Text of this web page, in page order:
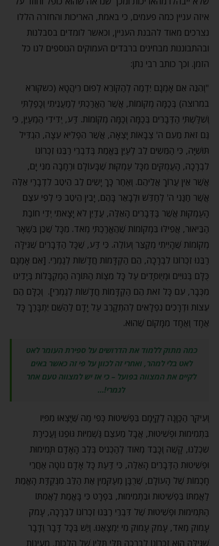
איזה עניין כמה פעמים, כי באמת, האריכות והחזרה הללו
נצרכים מאוד להבנת העניין, וכאשר לומדים בסבלנות
ובהתבוננות מבחינים ברבדים העמוקים הנוספים לנו כל
הזמן. וכך כותב רבי נתן:
"וְהִנֵּה אִם אָמְנָם יִדְמֶה לְהַקּוֹרֵא לְפוּם רִיהֲטָא (כשקורא
במרוצה) בְּכַמָּה מְקוֹמוֹת, אֲשֶׁר הֶאֱרַכְתִּי לְמַעֲנֵיתִי וְכָפַלְתִּי
וְשִׁלַּשְׁתִּי הַדְּבָרִים בְּכַמָּה וְכַמָּה מְקוֹמוֹת. דַּע, יְדִידִי הַמְעַיֵּן, כִּי
גַּם זֹאת מֵעִם ה' צְבָאוֹת יָצְאָה, אֲשֶׁר הִפְלִיא עֵצָה, הִגְדִּיל
תּוּשִׁיָּה, כִּי הַמֵּשִֹים לֵב לְעַיֵּן בֶּאֱמֶת בְּדִבְרֵי רַבֵּנוּ זִכְרוֹנוֹ
לִבְרָכָה, הָעֲמֻקִּים מִכָּל עַמְקוּת שֶׁבָּעוֹלָם וּרְחָבָה מִנִּי יָם,
אֲשֶׁר אֵין עֲרוֹךְ אֲלֵיהֶם. וְאַחַר כָּךְ יָשִֹים לֵב הֵיטֵב לִדְבָרַי אֵלֶּה
אֲשֶׁר חַנַּנִי ה' לְחַדֵּשׁ וּלְבָאֵר בָּהֶם, יָבִין הֵיטֵב כִּי לְפִי עֹצֶם
הָעַמְקוּת אֲשֶׁר בַּדְּבָרִים הָאֵלֶּה, עֲדַיִן לֹא יָצָאתִי יְדֵי חוֹבַת
הַבֵּיאוּר, אֲפִילּוּ בִּמְקוֹמוֹת שֶׁהֶאֱרַכְתִּי מְאֹד. מִכָּל שֶׁכֵּן בִּשְׁאָר
מְקוֹמוֹת שֶׁהָיִיתִי מְקַצֵּר וְעוֹלֶה. כִּי דַּע, שֶׁכָּל הַדְּבָרִים שֶׁגִּילָּה
רַבֵּנוּ זִכְרוֹנוֹ לִבְרָכָה, הֵם הַקְדָּמוֹת חֲדָשׁוֹת לְגַמְרֵי. [אִם אָמְנָם
כֻּלָּם בְּנוּיִים וּמְיֻוסָּדִים עַל כָּל מִצְוֹת הַתּוֹרָה הַמְקֻבָּלוֹת בְּיָדֵינוּ
מִכְּבָר, עִם כָּל זֹאת הֵם הַקְדָּמוֹת חֲדָשׁוֹת לְגַמְרֵי]. וְכֻלָּם הֵם
עֵצוֹת וּדְרָכִים נִפְלָאִים לְהִתְקָרֵב עַל יָדָם לַהַשֵּׁם יִתְבָּרַךְ כָּל
אֶחָד וְאֶחָד מִמָּקוֹם שֶׁהוּא.
כמה מתוק ללמוד את הדרושים על ספירת העומר לאט
לאט בלי למהר, ואחרי זה לכוון על פי זה כאשר באים
לקיים את המצווה בפועל – כי אז יש למצווה טעם אחר
לגמרי!…
וְעִיקַּר הַכַּוָּנָה לְקַיְּמָם בִּפְשִׁיטוּת כְּפִי מַה שֶּׁיָּצְאוּ מִפִּיו
בִּתְמִימוּת וּפְשִׁיטוּת, אֲבָל מֵעֹצֶם גַּשְׁמִיּוּת גּוּפֵנוּ וַעֲכִירַת
שִֹכְלֵנוּ, קָשֶׁה וְכָבֵד מְאֹוד לְהַכְנִיס בְּלֵב הָאָדָם תְּמִימוּת
וּפְשִׁיטוּת הַדְּבָרִים הָאֵלֶּה, כִּי דַּעַת כָּל אָדָם נוֹטָה אַחֲרֵי
חָכְמוֹת שֶׁל הָעוֹלָם, שֶׁרֻבָּן מְעַקְּמִין אֶת הַלֵּב מִנְּקֻדַּת הָאֱמֶת
לַאֲמִתּוֹ בִּפְשִׁיטוּת וּבִתְמִימוּת, בִּפְרָט כִּי בָּאֱמֶת לַאֲמִתּוֹ
הַתְּמִימוּת וּפְשִׁיטוּת שֶׁל דִּבְרֵי רַבֵּנוּ זִכְרוֹנוֹ לִבְרָכָה, עָמֹק
עָמֹוק מְאֹד, עָמֹק עָמֹוק מִי יִמְצָאֶנּוּ. וְיֵשׁ בְּכָל דָּבָר וְדָבָר
שֶׁגִּילָּה הוּא זִכְרוֹנוֹ לִבְרָכָה תִּלֵּי תִּלִּין שֶׁל הֲלָכוֹת, מַעְיָנוֹת